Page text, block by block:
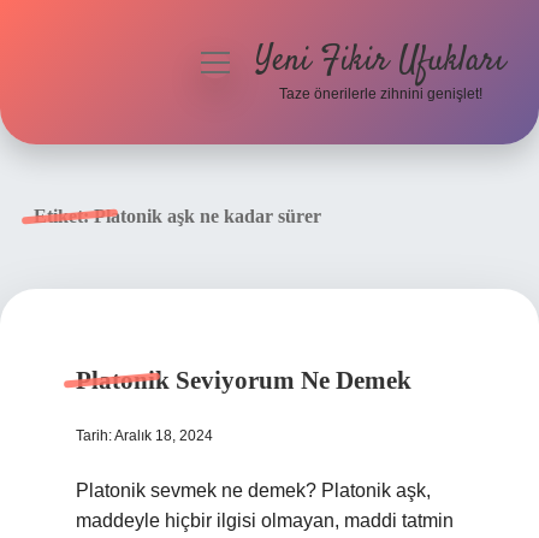
menüyüYeni Fikir Ufukları
Taze önerilerle zihnini genişlet!
Etiket:Platonik aşk ne kadar sürer
Platonik Seviyorum Ne Demek
Tarih: Aralık 18, 2024
Platonik sevmek ne demek? Platonik aşk,
maddeyle hiçbir ilgisi olmayan, maddi tatmin